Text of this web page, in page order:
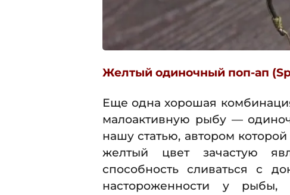
Желтый одиночный поп-ап
Еще одна хорошая
малоактивную рыбу —
нашу статью, автором
желтый цвет зачастую
способность сливаться с
настороженности у рыбы,